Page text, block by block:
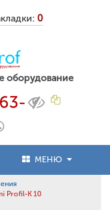
0
оборудование
МЕНЮ
Profil-K 10